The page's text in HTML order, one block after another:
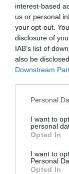
interest-based
us or personal
your opt-out.
disclosure of
IAB’s list of
also be
Downstream
Personal
I want to
personal
Opted In
I want to
Personal
Opted In
13.05.2026 16:45
Ci sarà una
della società.